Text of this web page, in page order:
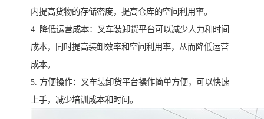
内提高货物的存储密度，提高仓库的空间利用率。
4. 降低运营成本：叉车装卸货平台可以减少人力和时间
成本，同时提高装卸效率和空间利用率，从而降低运营
成本。
5. 方便操作：叉车装卸货平台操作简单方便，可以快速
上手，减少培训成本和时间。